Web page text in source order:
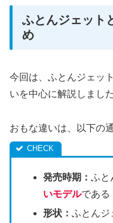
ふとんジェット
め
今回は、ふとんジェッ
いを中心に解説しました
おもな違いは、以下の
発売時期：ふと
いモデルである
形状：ふとんジ